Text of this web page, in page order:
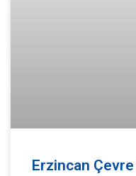
Erzincan